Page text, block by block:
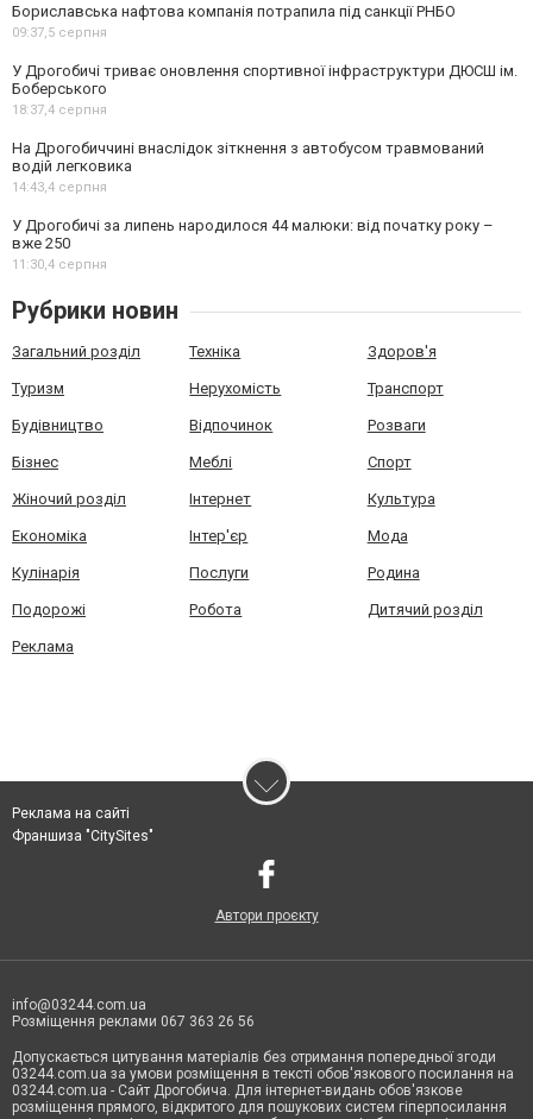
Бориславська нафтова компанія потрапила під санкції РНБО
09:37,5 серпня
У Дрогобичі триває оновлення спортивної інфраструктури ДЮСШ ім.
Боберського
18:37,4 серпня
На Дрогобиччині внаслідок зіткнення з автобусом травмований
водій легковика
14:43,4 серпня
У Дрогобичі за липень народилося 44 малюки: від початку року –
вже 250
11:30,4 серпня
Рубрики новин
Загальний розділ Техніка Здоров'я
Туризм Нерухомість Транспорт
Будівництво Відпочинок Розваги
Бізнес Меблі Спорт
Жіночий розділ Інтернет Культура
Економіка Інтер'єр Мода
Кулінарія Послуги Родина
Подорожі Робота Дитячий розділ
Реклама
Реклама на сайті
Франшиза "CitySites"
Автори проєкту
info@03244.com.ua
Розміщення реклами 067 363 26 56
Допускається цитування матеріалів без отримання попередньої згоди
03244.com.ua за умови розміщення в тексті обов'язкового посилання на
03244.com.ua - Сайт Дрогобича. Для інтернет-видань обов'язкове
розміщення прямого, відкритого для пошукових систем гіперпосилання